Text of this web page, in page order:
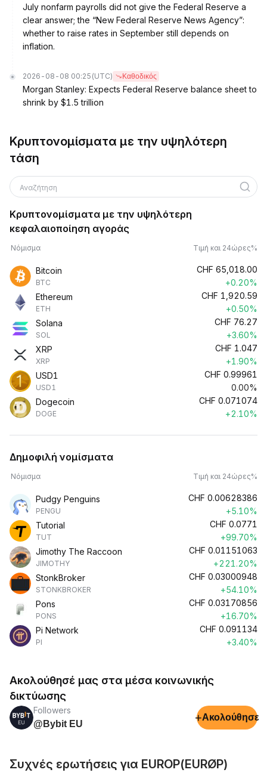
July nonfarm payrolls did not give the Federal Reserve a
clear answer; the “New Federal Reserve News Agency”:
whether to raise rates in September still depends on
inflation.
2026-08-08 00:25 (UTC) Καθοδικός
Morgan Stanley: Expects Federal Reserve balance sheet to
shrink by $1.5 trillion
Κρυπτονομίσματα με την υψηλότερη
τάση
Αναζήτηση
Κρυπτονομίσματα με την υψηλότερη
κεφαλαιοποίηση αγοράς
Νόμισμα Τιμή και 24ώρες%
Bitcoin
BTC
CHF 65,018.00
+0.20%
Ethereum
ETH
CHF 1,920.59
+0.50%
Solana
SOL
CHF 76.27
+3.60%
XRP
XRP
CHF 1.047
+1.90%
USD1
USD1
CHF 0.99961
0.00%
Dogecoin
DOGE
CHF 0.071074
+2.10%
Δημοφιλή νομίσματα
Νόμισμα Τιμή και 24ώρες%
Pudgy Penguins
PENGU
CHF 0.00628386
+5.10%
Tutorial
TUT
CHF 0.0771
+99.70%
Jimothy The Raccoon
JIMOTHY
CHF 0.01151063
+221.20%
StonkBroker
STONKBROKER
CHF 0.03000948
+54.10%
Pons
PONS
CHF 0.03170856
+16.70%
Pi Network
PI
CHF 0.091134
+3.40%
Ακολούθησέ μας στα μέσα κοινωνικής
δικτύωσης
Followers
@Bybit EU
+Ακολούθησε
Συχνές ερωτήσεις για EUROP(EURØP)